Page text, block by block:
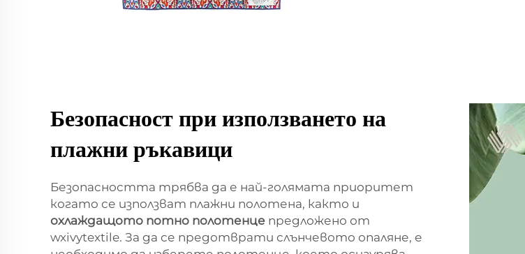
Безопасност при използването на
плажни ръкавици
Безопасността трябва да е най-голямата приоритет
когато се използват плажни полотена, както и
охлаждащото потно полотенце предложено от
wxivytextile. За да се предотврати слънчевото опаляне, е